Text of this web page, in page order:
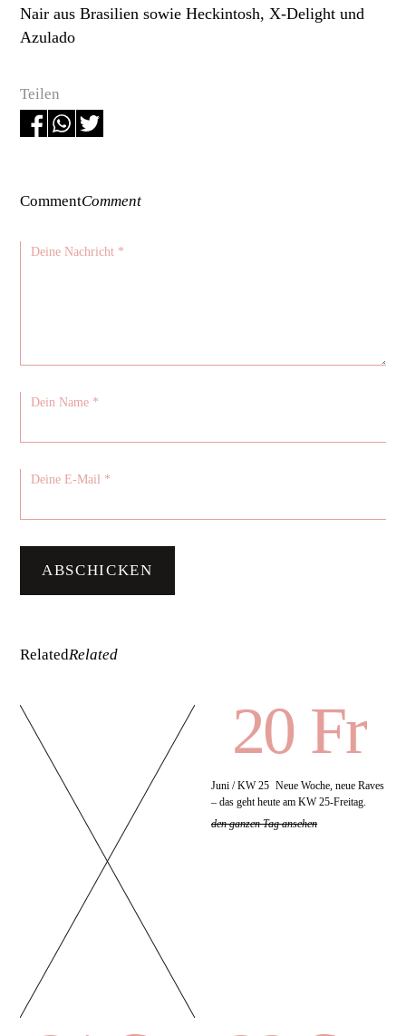
Teilen
Nair aus Brasilien sowie Heckintosh, X-Delight und
Azulado
CommentComment
RelatedRelated
20 Fr
Juni / KW 25 Neue Woche, neue Raves
– das geht heute am KW 25-Freitag.
den ganzen Tag ansehen